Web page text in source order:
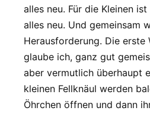
alles neu. Für die Kleinen
alles neu. Und gemeinsam
Herausforderung. Die erste
glaube ich, ganz gut
aber vermutlich überhaupt
kleinen Fellknäul werden
Öhrchen öffnen und dann